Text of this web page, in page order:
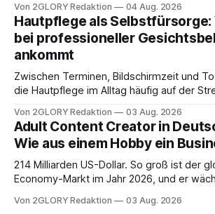
besitzt, loggt sich heute über das
Portal ein. Der klassische Arcor Login
Von 2GLORY Redaktion 04 Aug. 2026
Hautpflege als Selbstfürsorge:
bei professioneller
ankommt
Zwischen Terminen, Bildschirmzeit und
die Hautpflege im Alltag häufig auf der
Drogerie – mehr ist zeitlich oft nicht drin.
Haut empfindlich auf Stress,
Umwelteinflüsse: Sie wirkt müde, spannt
Unreinheiten. Professionelle
Von 2GLORY Redaktion 03 Aug. 2026
Adult Content Creator in
Wie aus einem Hobby ein
214 Milliarden US-Dollar. So groß ist der
Economy-Markt im Jahr 2026, und er
ist längst ein ernstzunehmender
Von 2GLORY Redaktion 03 Aug. 2026